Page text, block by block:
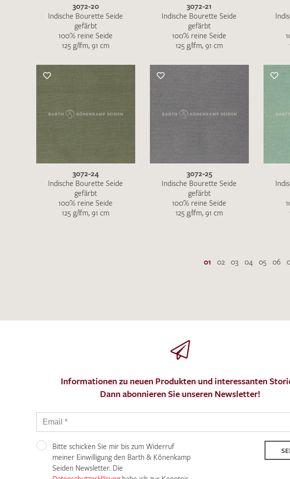
MUSTERANFRAGE
3072-20
Indische Bourette Seide
gefärbt
100% reine Seide
125 g/lfm, 91 cm
3072-21
Indische Bourette Seide
gefärbt
100% reine Seide
125 g/lfm, 91 cm
3072-24
Indische Bourette Seide
gefärbt
100% reine Seide
125 g/lfm, 91 cm
3072-25
Indische Bourette Seide
gefärbt
100% reine Seide
125 g/lfm, 91 cm
01 02 03 04 05 06
Informationen zu neuen Produkten und interessanten
Dann abonnieren Sie unseren Newsletter!
Bitte schicken Sie mir bis zum Widerruf
meiner Einwilligung den Barth & Könenkamp
Seiden Newsletter. Die